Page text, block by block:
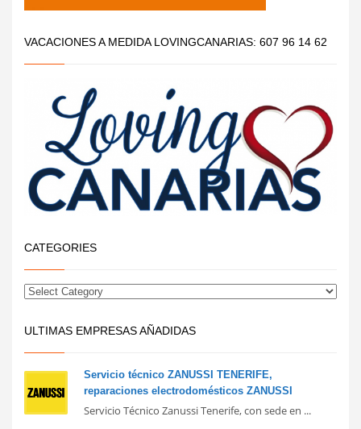
VACACIONES A MEDIDA LOVINGCANARIAS: 607 96 14 62
CATEGORIES
ULTIMAS EMPRESAS AÑADIDAS
Servicio técnico ZANUSSI TENERIFE,
reparaciones electrodomésticos ZANUSSI
Servicio Técnico Zanussi Tenerife, con sede en ...